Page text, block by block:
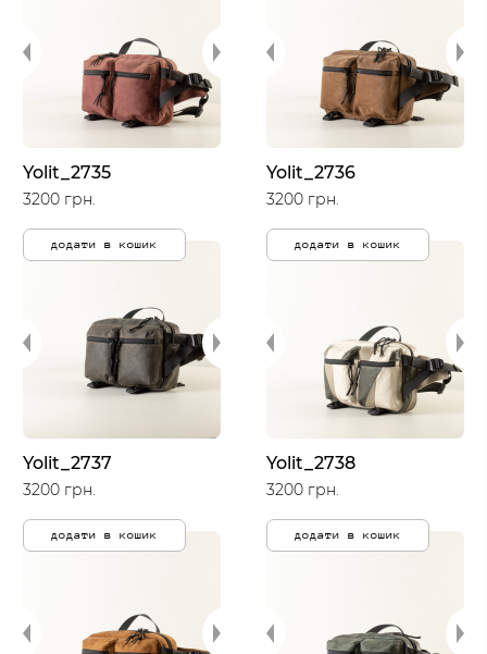
Yolit_2735
3200 грн.
додати в кошик
Yolit_2736
3200 грн.
додати в кошик
Yolit_2737
3200 грн.
додати в кошик
Yolit_2738
3200 грн.
додати в кошик